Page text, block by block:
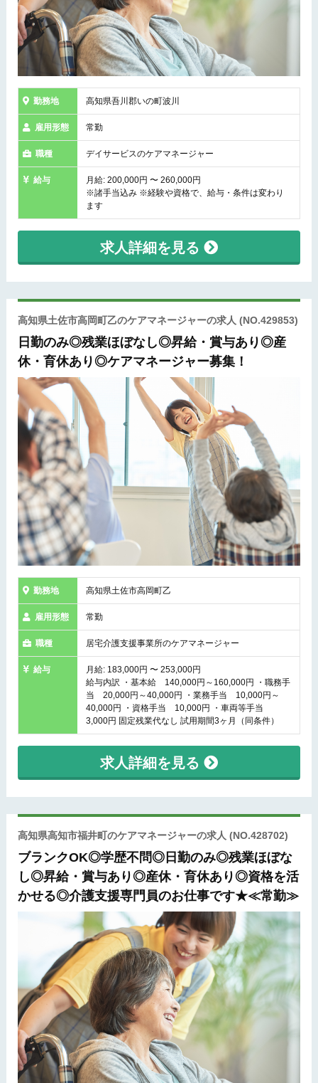
勤務地 高知県吾川郡いの町波川
雇用形態 常勤
職種 デイサービスのケアマネージャー
給与
月給: 200,000円 〜 260,000円
※諸手当込み ※経験や資格で、給与・条件は変わり
ます
求人詳細を見る
高知県土佐市高岡町乙のケアマネージャーの求人 (NO.429853)
日勤のみ◎残業ほぼなし◎昇給・賞与あり◎産
休・育休あり◎ケアマネージャー募集！
勤務地 高知県土佐市高岡町乙
雇用形態 常勤
職種 居宅介護支援事業所のケアマネージャー
給与
月給: 183,000円 〜 253,000円
給与内訳 ・基本給 140,000円～160,000円 ・職務手
当 20,000円～40,000円 ・業務手当 10,000円～
40,000円 ・資格手当 10,000円 ・車両等手当
3,000円 固定残業代なし 試用期間3ヶ月（同条件）
求人詳細を見る
高知県高知市福井町のケアマネージャーの求人 (NO.428702)
ブランクOK◎学歴不問◎日勤のみ◎残業ほぼな
し◎昇給・賞与あり◎産休・育休あり◎資格を活
かせる◎介護支援専門員のお仕事です★≪常勤≫